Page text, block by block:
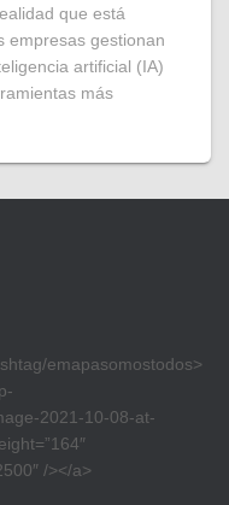
que está
empresas gestionan
artificial (IA)
más
emapasomostodos>
2021-10-08-at-
/></a>